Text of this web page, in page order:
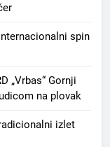
spin
„Vrbas“ Gornji
na plovak
izlet